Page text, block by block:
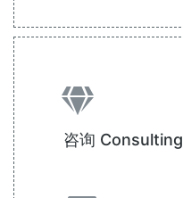
咨询 Consulting